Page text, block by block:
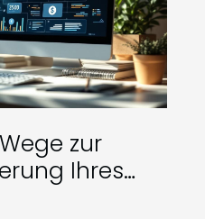
zur
Ihres